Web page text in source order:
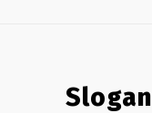
Slogan